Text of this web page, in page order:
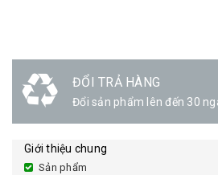
ĐỔI TRẢ HÀNG
Đổi sản phẩm lên đến 30
Giới thiệu chung
Sản phẩm